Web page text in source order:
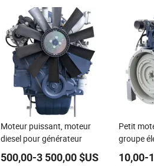
Moteur puissant, moteur
diesel pour générateur
500,00-3 500,00 $US
Petit
groupe
10,00-